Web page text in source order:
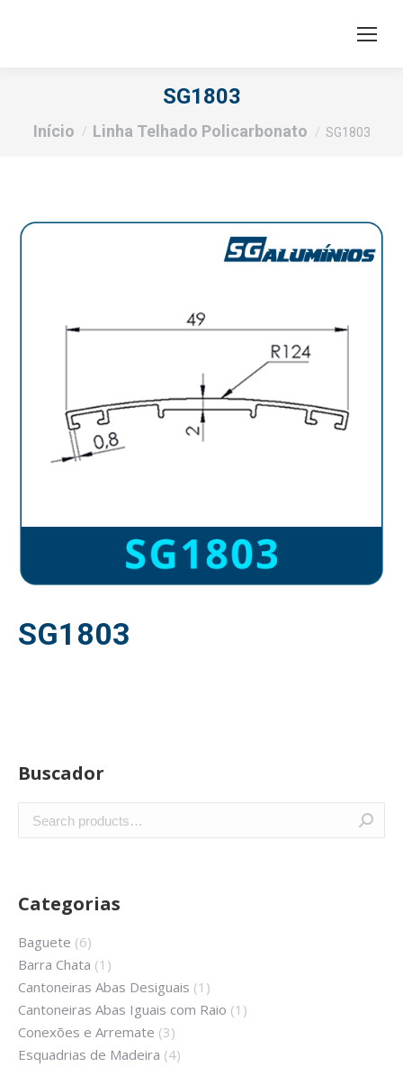
SG1803
Você está aqui:
Início Linha Telhado Policarbonato SG1803
SG1803
Buscador
Categorias
Baguete (6)
Barra Chata (1)
Cantoneiras Abas Desiguais (1)
Cantoneiras Abas Iguais com Raio (1)
Conexões e Arremate (3)
Esquadrias de Madeira (4)